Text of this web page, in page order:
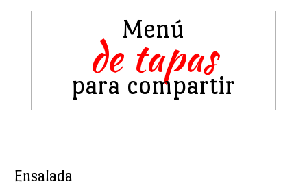
Menú
de tapas
para compartir
Ensalada